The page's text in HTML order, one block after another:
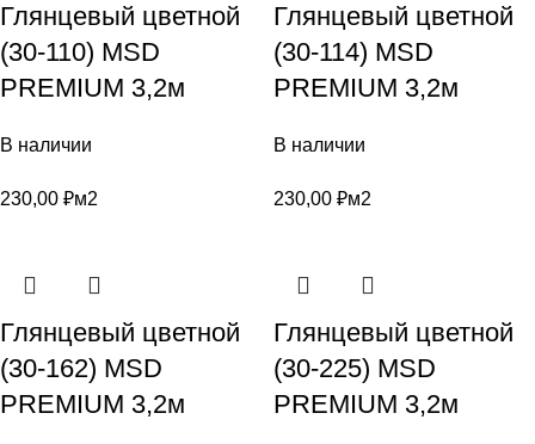
Глянцевый цветной
(30-110) MSD
PREMIUM 3,2м
В наличии
230,00 ₽м2
Глянцевый цветной
(30-114) MSD
PREMIUM 3,2м
В наличии
230,00 ₽м2
Глянцевый цветной
(30-162) MSD
PREMIUM 3,2м
Глянцевый цветной
(30-225) MSD
PREMIUM 3,2м